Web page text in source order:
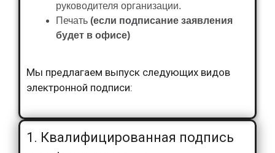
руководителя организации.
Печать (если подписание заявления
будет в офисе)
Мы предлагаем выпуск следующих видов
электронной подписи:
1. Квалифицированная подпись